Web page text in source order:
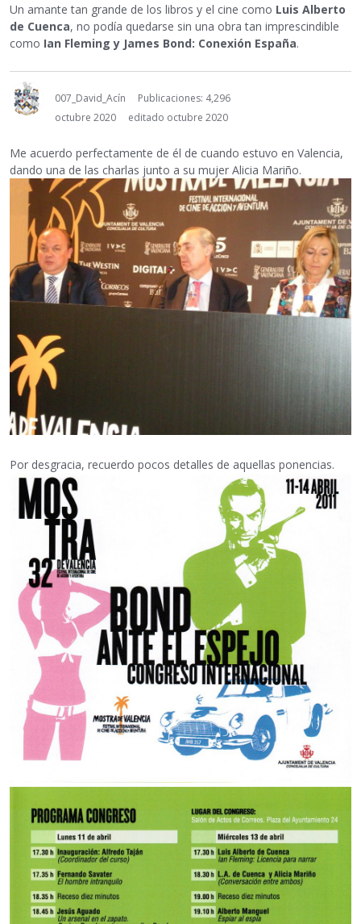
Un amante tan grande de los libros y el cine como Luis Alberto
de Cuenca, no podía quedarse sin una obra tan imprescindible
como Ian Fleming y James Bond: Conexión España.
007_David_Acín
Publicaciones: 4,296
octubre 2020
editado octubre 2020
Me acuerdo perfectamente de él de cuando estuvo en Valencia,
dando una de las charlas junto a su mujer Alicia Mariño.
Por desgracia, recuerdo pocos detalles de aquellas ponencias.